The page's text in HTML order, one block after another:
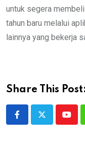
untuk segera
tahun baru melalui
lainnya yang bekerja
Share This